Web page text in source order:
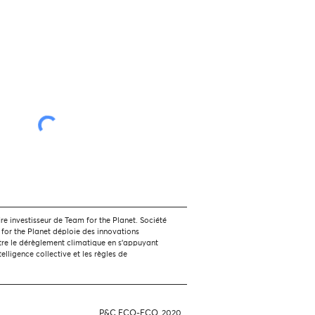
investisseur de Team for the Planet. Société
the Planet déploie des innovations
le dérèglement climatique en s'appuyant
collective et les règles de